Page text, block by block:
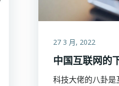
27 3 月, 2022
中国互联网的
科技大佬的八卦